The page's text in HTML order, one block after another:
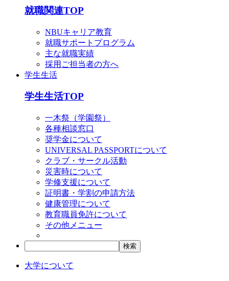
就職関連TOP
NBUキャリア教育
就職サポートプログラム
主な就職実績
採用ご担当者の方へ
学生生活
学生生活TOP
一木祭（学園祭）
各種相談窓口
奨学金について
UNIVERSAL PASSPORTについて
クラブ・サークル活動
災害時について
学修支援について
証明書・学割の申請方法
健康管理について
教育職員免許について
その他メニュー
大学について